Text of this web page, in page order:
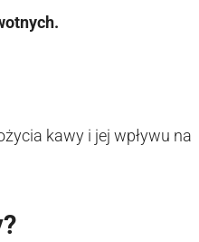
kawy i jej wpływu na